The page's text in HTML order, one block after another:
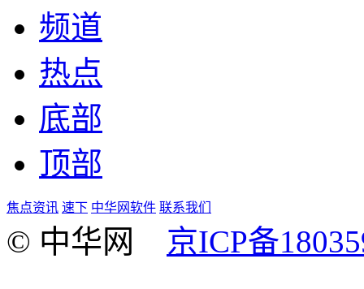
频道
热点
底部
顶部
焦点资讯 速下 中华网软件 联系我们
© 中华网 京ICP备